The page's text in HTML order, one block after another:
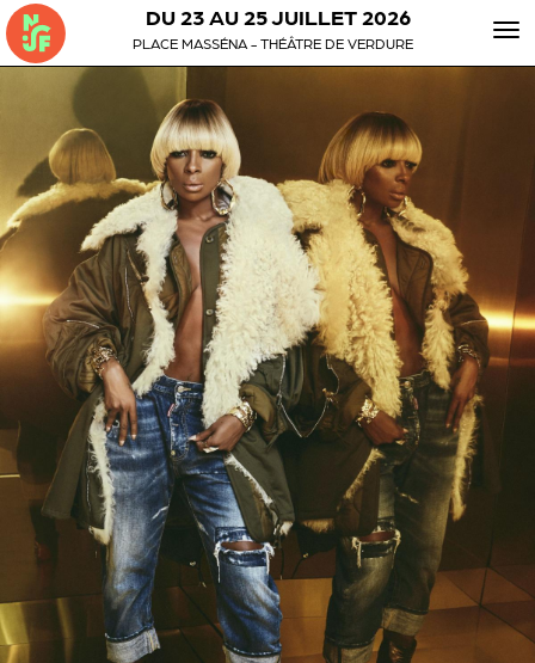
DU 23 AU 25 JUILLET 2026
PLACE MASSÉNA - THÉÂTRE DE VERDURE